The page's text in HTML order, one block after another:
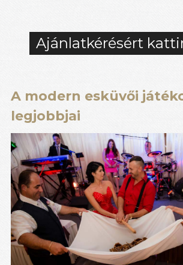
Ajánlatkérésért
A modern esküvői
legjobbjai